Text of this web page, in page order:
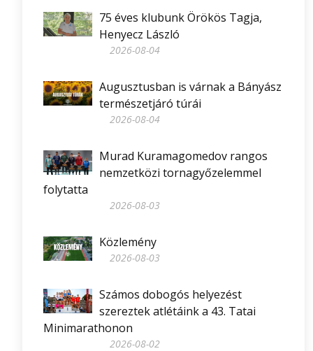
75 éves klubunk Örökös Tagja,
Henyecz László
2026-08-04
Augusztusban is várnak a Bányász
természetjáró túrái
2026-08-04
Murad Kuramagomedov rangos
nemzetközi tornagyőzelemmel
folytatta
2026-08-03
Közlemény
2026-08-03
Számos dobogós helyezést
szereztek atlétáink a 43. Tatai
Minimarathonon
2026-08-02